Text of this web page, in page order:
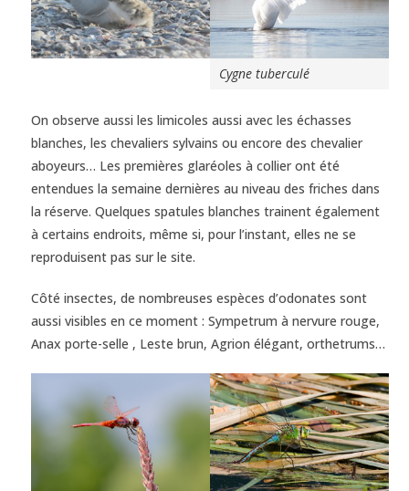
Cygne tuberculé
On observe aussi les limicoles aussi avec les échasses
blanches, les chevaliers sylvains ou encore des chevalier
aboyeurs… Les premières glaréoles à collier ont été
entendues la semaine dernières au niveau des friches dans
la réserve. Quelques spatules blanches trainent également
à certains endroits, même si, pour l’instant, elles ne se
reproduisent pas sur le site.
Côté insectes, de nombreuses espèces d’odonates sont
aussi visibles en ce moment : Sympetrum à nervure rouge,
Anax porte-selle , Leste brun, Agrion élégant, orthetrums…